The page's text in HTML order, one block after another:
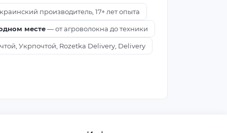
производитель, 17+ лет опыта
месте— от агроволокна до техники
Укрпочтой, Rozetka Delivery, Delivery